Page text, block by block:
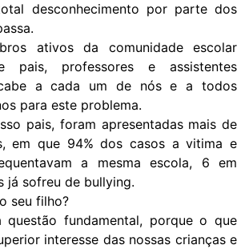
desconhecimento por parte dos
ativos da comunidade escolar
pais, professores e assistentes
cabe a cada um de nós e a todos
para este problema.
pais, foram apresentadas mais de
em que 94% dos casos a vitima e
a mesma escola, 6 em
já sofreu de bullying.
seu filho?
questão fundamental, porque o que
interesse das nossas crianças e